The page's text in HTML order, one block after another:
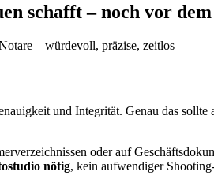
schafft – noch vor
– würdevoll, präzise, zeitlos
und Integrität. Genau das sollte
oder auf
nötig, kein aufwendiger